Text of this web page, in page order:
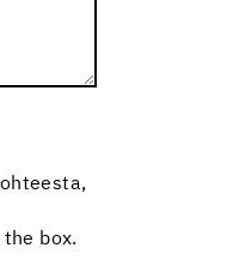
box.